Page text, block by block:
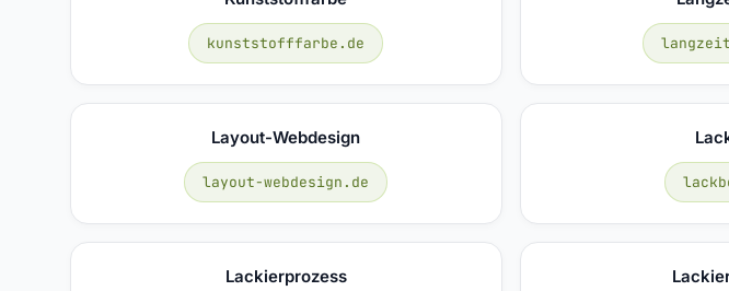
kunststofffarbe.de
Layout-Webdesign
layout-webdesign.de
Lackierprozess